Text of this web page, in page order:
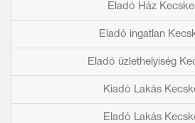
Eladó Ház
Eladó ingatlan
Eladó üzlethelyiség
Kiadó Lakás
Eladó Lakás